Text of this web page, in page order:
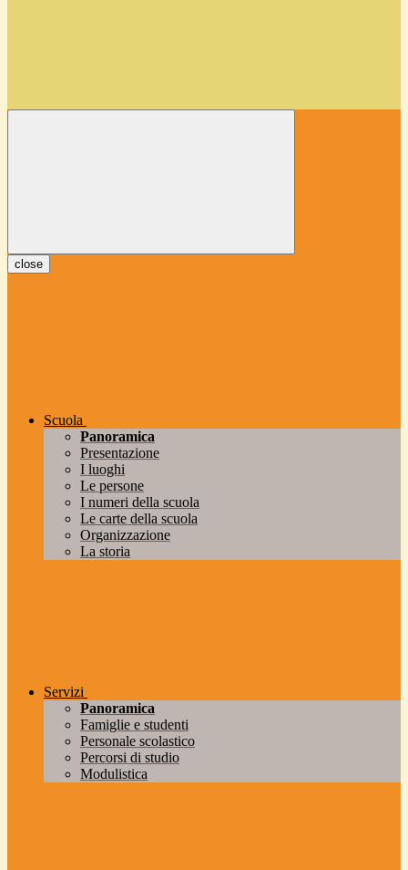
close
Scuola
Panoramica
Presentazione
I luoghi
Le persone
I numeri della scuola
Le carte della scuola
Organizzazione
La storia
Servizi
Panoramica
Famiglie e studenti
Personale scolastico
Percorsi di studio
Modulistica